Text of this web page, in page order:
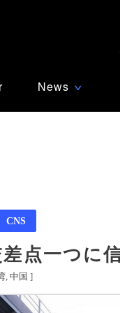
News ∨
CNS
差点一つに
中国 ]